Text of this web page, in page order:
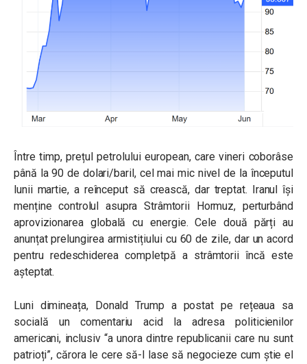
Între timp, prețul petrolului european, care vineri coborâse
până la 90 de dolari/baril, cel mai mic nivel de la începutul
lunii martie, a reînceput să crească, dar treptat. Iranul își
menține controlul asupra Strâmtorii Hormuz, perturbând
aprovizionarea globală cu energie. Cele două părți au
anunțat prelungirea armistițiului cu 60 de zile, dar un acord
pentru redeschiderea completpă a strâmtorii încă este
așteptat.
Luni dimineața, Donald Trump a postat pe rețeaua sa
socială un comentariu acid la adresa politicienilor
americani, inclusiv “a unora dintre republicanii care nu sunt
patrioți”, cărora le cere să-l lase să negocieze cum știe el